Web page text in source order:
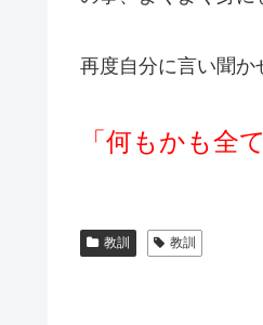
再度自分に言い聞か
「何もかも全
教訓 教訓